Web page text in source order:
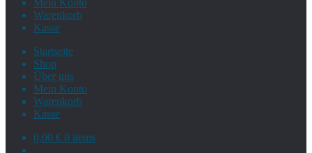
Warenkorb
Kasse
Startseite
Shop
Über uns
Mein Konto
Warenkorb
Kasse
0,00 € 0 items